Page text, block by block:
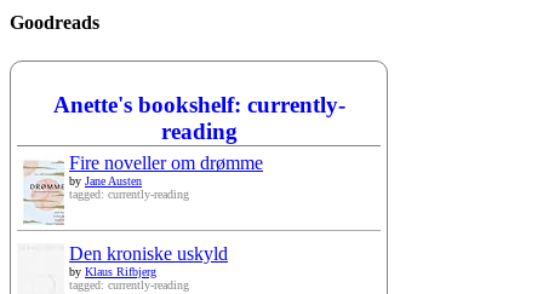
Goodreads
Anette's bookshelf: currently-
reading
Fire noveller om drømme
by Jane Austen
tagged: currently-reading
Den kroniske uskyld
by Klaus Rifbjerg
tagged: currently-reading